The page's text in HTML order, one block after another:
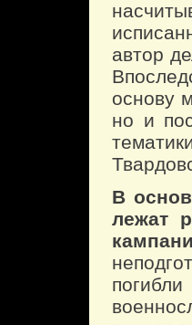
автор
основу
но и
В
лежат